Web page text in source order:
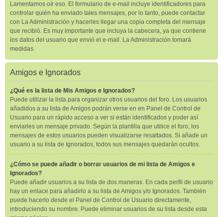
Lamentamos oír eso. El formulario de e-mail incluye identificadores para
controlar quién ha enviado tales mensajes, por lo tanto, puede contactar
con La Administración y hacerles llegar una copia completa del mensaje
que recibió. Es muy importante que incluya la cabecera, ya que contiene
los datos del usuario que envió el e-mail. La Administración tomará
medidas.
Amigos e Ignorados
¿Qué es la lista de Mis Amigos e Ignorados?
Puede utilizar la lista para organizar otros usuarios del foro. Los usuarios
añadidos a su lista de Amigos podrán verse en en Panel de Control de
Usuario para un rápido acceso a ver si están identificados y poder así
enviarles un mensaje privado. Según la plantilla que utilice el foro, los
mensajes de estos usuarios pueden visualizarse resaltados. Si añade un
usuario a su lista de Ignorados, todos sus mensajes quedarán ocultos.
¿Cómo se puede añadir o borrar usuarios de mi lista de Amigos e
Ignorados?
Puede añadir usuarios a su lista de dos maneras. En cada perfil de usuario
hay un enlace para añadirlo a su lista de Amigos y/o Ignorados. También
puede hacerlo desde el Panel de Control de Usuario directamente,
introduciendo su nombre. Puede eliminar usuarios de su lista desde esta